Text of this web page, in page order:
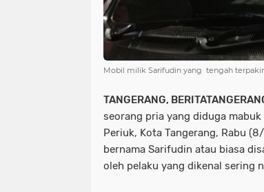
Mobil milik Sarifudin yang tengah
TANGERANG,
seorang pria yang diduga
Periuk, Kota Tangerang, Rabu
bernama Sarifudin atau biasa
oleh pelaku yang dikenal sering